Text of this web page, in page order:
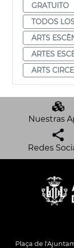
GRATUITO
TODOS
ARTS
ARTES
ARTS
Nuestras
Redes
Plaça de